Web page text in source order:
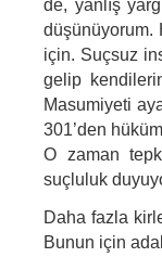
de, yanlış
düşünüyorum.
için. Suçsuz
gelip
Masumiyeti
301’den
O zaman
suçluluk
Daha fazla
Bunun için